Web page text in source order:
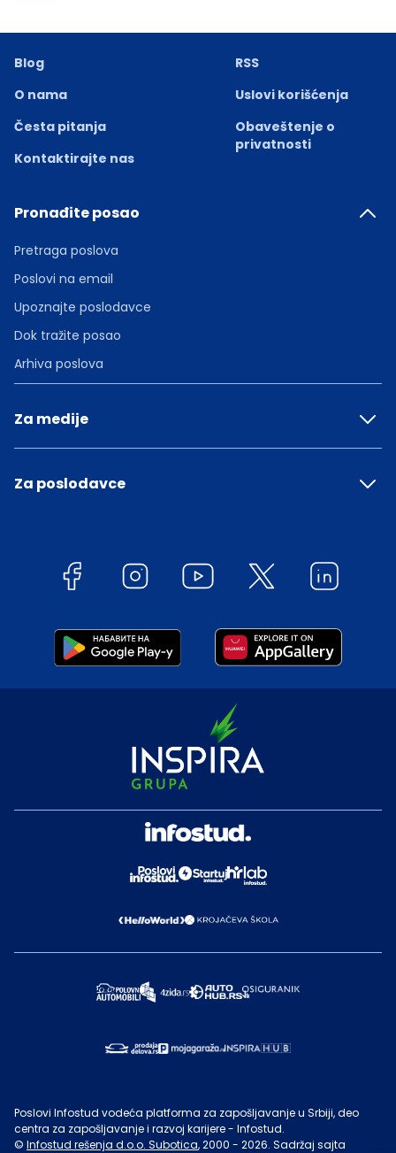
Blog
O nama
Česta pitanja
Kontaktirajte nas
RSS
Uslovi korišćenja
Obaveštenje o
privatnosti
Pronađite posao
Pretraga poslova
Poslovi na email
Upoznajte poslodavce
Dok tražite posao
Arhiva poslova
Za medije
Za poslodavce
Poslovi Infostud vodeća platforma za zapošljavanje u Srbiji, deo
centra za zapošljavanje i razvoj karijere - Infostud.
© Infostud rešenja d.o.o. Subotica, 2000 - 2026. Sadržaj sajta